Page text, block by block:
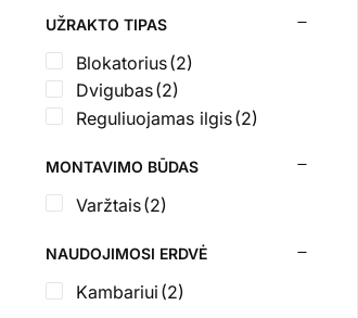
UŽRAKTO TIPAS
Blokatorius(2)
Dvigubas(2)
Reguliuojamas ilgis(2)
MONTAVIMO BŪDAS
Varžtais(2)
NAUDOJIMOSI ERDVĖ
Kambariui (2)